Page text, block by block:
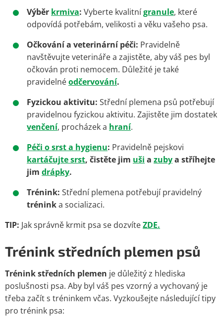
Výběr krmiva: Vyberte kvalitnígranule, které
odpovídá potřebám, velikosti a věku vašeho psa.
Očkování a veterinární péči: Pravidelně
navštěvujte veterináře a zajistěte, aby váš pes byl
očkován proti nemocem. Důležité je také
pravidelnéodčervování.
Fyzickou aktivitu: Střední plemena psů potřebují
pravidelnou fyzickou aktivitu. Zajistěte jim dostatek
venčení, procházek a hraní.
Péči o srst a hygienu: Pravidelně pejskovi
kartáčujte srst, čistěte jim uši a zubya stříhejte
jim drápky.
Trénink: Střední plemena potřebují pravidelný
tréninka socializaci.
TIP: Jak správně krmit psa se dozvíteZDE.
Trénink středních plemen psů
Trénink středních plemen je důležitý z hlediska
poslušnosti psa. Aby byl váš pes vzorný a vychovaný je
třeba začít s tréninkem včas. Vyzkoušejte následující tipy
pro trénink psa: